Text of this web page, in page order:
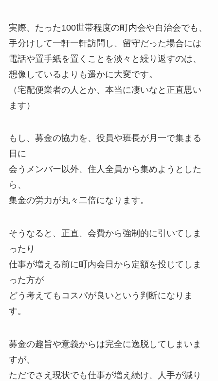
実際、たった100世帯程度の町内会や自治会でも、
手分けして一軒一軒訪問し、留守だった場合には
電話や置手紙を置くことを淡々と繰り返すのは、
想像しているよりも遥かに大変です。
（宅配便業者の人とか、本当に凄いなと正直思い
ます）
もし、募金の協力を、役員や班長が月一で集まる
日に
会うメンバー以外、住人全員から集めようとした
ら、
集金の労力が丸々二倍になります。
そうなると、正直、会費から強制的に引いてしま
ったり
仕事が増える前に町内会日から定額を投じてしま
った方が
どう考えてもコスパが良いという判断になりま
す。
募金の趣旨や意義からは完全に逸脱してしまいま
すが、
ただでさえ現状でも仕事が増え続け、人手が減り